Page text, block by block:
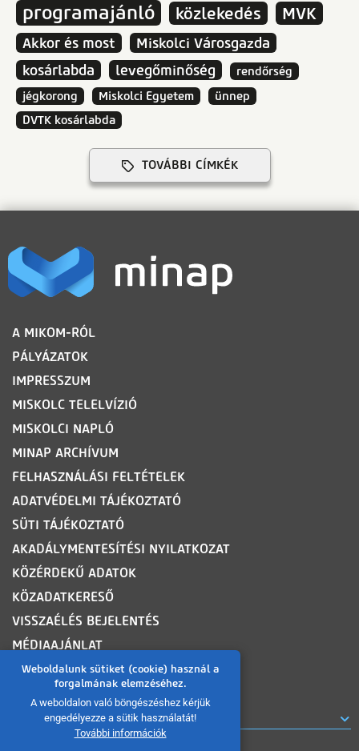
Weboldalunk sütiket (cookie) használ a
forgalmának elemzéséhez.
A weboldalon való böngészéshez kérjük
engedélyezze a sütik használatát!
További információk
programajánló
közlekedés MVK
Akkor és most
Miskolci Városgazda
kosárlabda
levegőminőség
rendőrség
jégkorong
Miskolci Egyetem
ünnep
DVTK kosárlabda
TOVÁBBI CÍMKÉK
LÁBLÉC
A MIKOM-RÓL
PÁLYÁZATOK
IMPRESSZUM
MISKOLC TELELVÍZIÓ
MISKOLCI NAPLÓ
MINAP ARCHÍVUM
FELHASZNÁLÁSI FELTÉTELEK
ADATVÉDELMI TÁJÉKOZTATÓ
SÜTI TÁJÉKOZTATÓ
AKADÁLYMENTESÍTÉSI NYILATKOZAT
KÖZÉRDEKŰ ADATOK
KÖZADATKERESŐ
VISSZAÉLÉS BEJELENTÉS
MÉDIAAJÁNLAT
OLDALTÉRKÉP
ROVATOK